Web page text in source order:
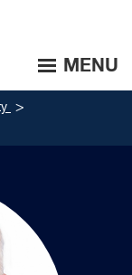
MENU